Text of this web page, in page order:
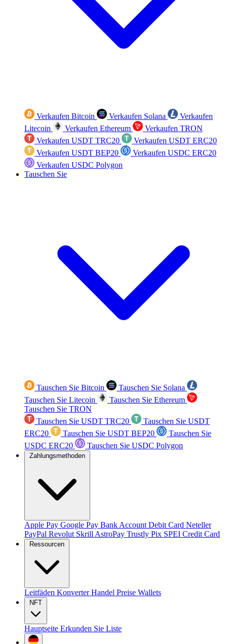
Verkaufen Bitcoin Verkaufen Solana
Verkaufen
Litecoin
Verkaufen Ethereum
Verkaufen TRON
Verkaufen USDT TRC20
Verkaufen USDT ERC20
Verkaufen USDT BEP20
Verkaufen USDC ERC20
Verkaufen USDC Polygon
Tauschen Sie
Tauschen Sie Bitcoin
Tauschen Sie Solana
Tauschen Sie Litecoin
Tauschen Sie Ethereum
Tauschen Sie TRON
Tauschen Sie USDT TRC20
Tauschen Sie USDT
ERC20
Tauschen Sie USDT BEP20
Tauschen Sie
USDC ERC20
Tauschen Sie USDC Polygon
Zahlungsmethoden
Apple Pay Google Pay Bank Account Debit Card Neteller
PayPal Revolut Skrill AstroPay Trustly Pix SPEI Credit Card
Ressourcen
Leitfäden KonverterHandel Preise Wallets
NFT
Hauptseite Erkunden Sie Liste